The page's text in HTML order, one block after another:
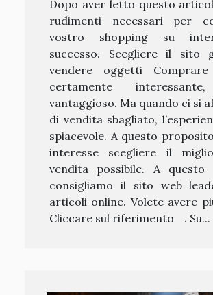
Dopo aver letto questo
rudimenti necessari per
vostro shopping su
successo. Scegliere il sito
vendere oggetti
certamente
vantaggioso. Ma quando ci si
di vendita sbagliato,
spiacevole. A questo
interesse scegliere il
vendita possibile. A questo
consigliamo il sito web
articoli online. Volete avere
Cliccare sul riferimentoﾠ. Su...